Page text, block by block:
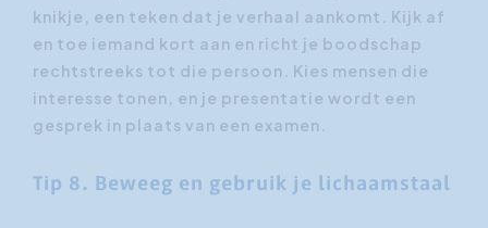
knikje, een teken dat je verhaal aankomt. Kijk af
en toe iemand kort aan en richt je boodschap
rechtstreeks tot die persoon. Kies mensen die
interesse tonen, en je presentatie wordt een
gesprek in plaats van een examen.
Tip 8. Beweeg en gebruik je lichaamstaal